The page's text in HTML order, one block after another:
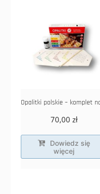
70,00 zł
Dowiedz się
więcej